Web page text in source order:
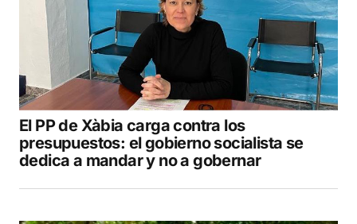
El PP de Xàbia carga contra los
presupuestos: el gobierno socialista se
dedica a mandar y no a gobernar